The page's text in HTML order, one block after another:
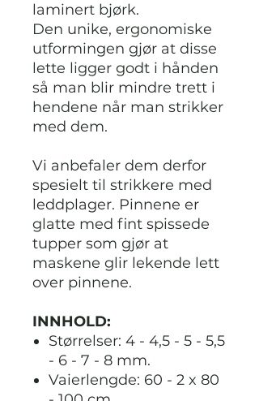
laminert bjørk.
Den unike, ergonomiske
utformingen gjør at disse
lette ligger godt i hånden
så man blir mindre trett i
hendene når man strikker
med dem.
Vi anbefaler dem derfor
spesielt til strikkere med
leddplager. Pinnene er
glatte med fint spissede
tupper som gjør at
maskene glir lekende lett
over pinnene.
INNHOLD:
Størrelser: 4 - 4,5 - 5 - 5,5
- 6 - 7 - 8 mm.
Vaierlengde: 60 - 2 x 80